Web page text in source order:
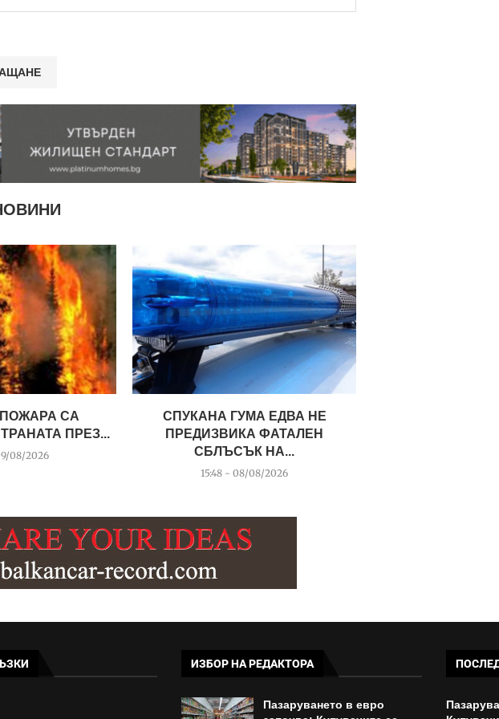
СА
ПРЕЗ...
08/2026
СПУКАНА ГУМА ЕДВА НЕ
ПРЕДИЗВИКА ФАТАЛЕН
СБЛЪСЪК НА...
15:48 - 08/08/2026
ИЗБОР НА РЕДАКТОРА
Пазаруването в евро